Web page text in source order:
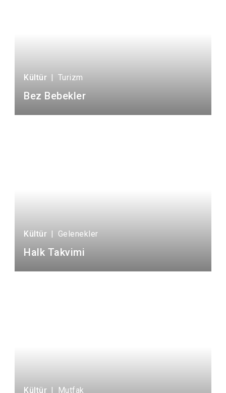
Kültür | Turizm
Bez Bebekler
Kültür | Gelenekler
Halk Takvimi
Kültür | Mutfak